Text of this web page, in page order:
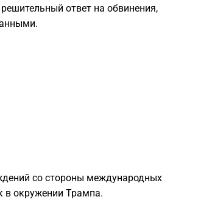
ответ на обвинения,
со стороны международных
в окружении Трампа.